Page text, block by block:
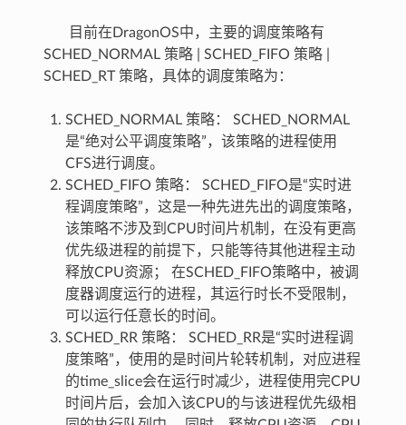
目前在DragonOS中，主要的调度策略有
SCHED_NORMAL 策略 | SCHED_FIFO 策略 |
SCHED_RT 策略，具体的调度策略为：
SCHED_NORMAL 策略： SCHED_NORMAL
是“绝对公平调度策略”，该策略的进程使用
CFS进行调度。
SCHED_FIFO 策略： SCHED_FIFO是“实时进
程调度策略”，这是一种先进先出的调度策略，
该策略不涉及到CPU时间片机制，在没有更高
优先级进程的前提下，只能等待其他进程主动
释放CPU资源； 在SCHED_FIFO策略中，被调
度器调度运行的进程，其运行时长不受限制，
可以运行任意长的时间。
SCHED_RR 策略： SCHED_RR是“实时进程调
度策略”，使用的是时间片轮转机制，对应进程
的time_slice会在运行时减少，进程使用完CPU
时间片后，会加入该CPU的与该进程优先级相